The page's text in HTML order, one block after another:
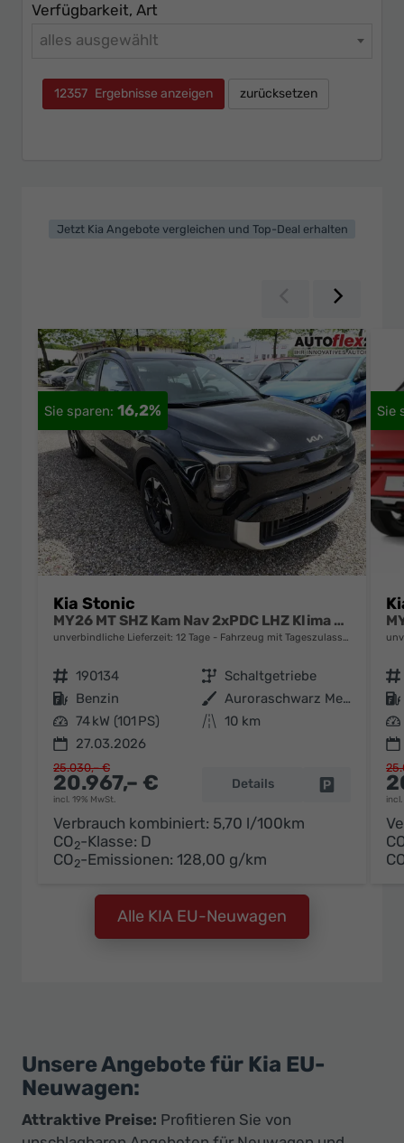
Verfügbarkeit, Art
alles ausgewählt
12357 Ergebnisse anzeigen zurücksetzen
Jetzt Kia Angebote vergleichen und Top-Deal erhalten
Zurück
16,2%
Kia Stonic
MY26 MT SHZ Kam Nav 2xPDC LHZ Klima Temp
unverbindliche Lieferzeit: 12 Tage Fahrzeug mit Tageszulassung
Fahrzeugnr. 190134 Getriebe Schaltgetriebe
Kraftstoff Benzin Außenfarbe
Auroraschwarz Metallic
Leistung 74 kW (101 PS) Kilometerstand 10 km
27.03.2026
20.967,– €
incl. 19% MwSt.
25.030,– €
Details Fahrzeug
Verbrauch kombiniert: 5,70 l/100km
CO2-Klasse: D
CO2-Emissionen: 128,00 g/km
Fahrzeugnr.
Kraftstoff
Leistung
Alle KIA EU-Neuwagen
Unsere Angebote für Kia EU-
Neuwagen:
Attraktive Preise: Profitieren Sie von